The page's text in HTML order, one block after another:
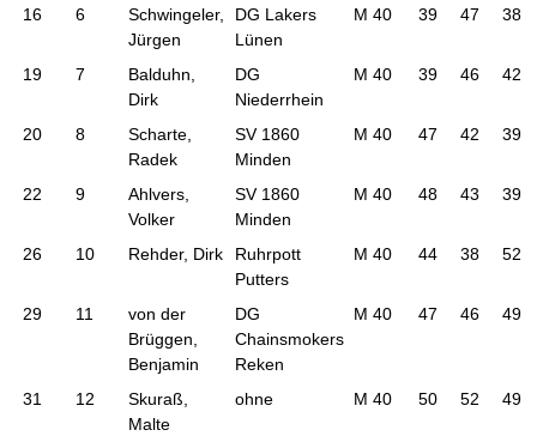
16 6
Schwingeler,
Jürgen
DG Lakers
Lünen
M 40 39 47 38
19 7
Balduhn,
Dirk
DG
Niederrhein
M 40 39 46 42
20 8
Scharte,
Radek
SV 1860
Minden
M 40 47 42 39
22 9
Ahlvers,
Volker
SV 1860
Minden
M 40 48 43 39
26 10 Rehder, Dirk
Ruhrpott
Putters
M 40 44 38 52
29 11
von der
Brüggen,
Benjamin
DG
Chainsmokers
Reken
M 40 47 46 49
31 12
Skuraß,
Malte
ohne M 40 50 52 49